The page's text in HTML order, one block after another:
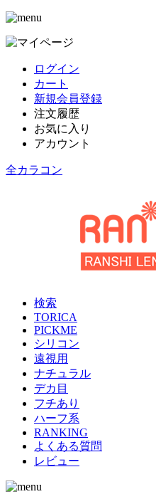
ログイン
カート
新規会員登録
注文履歴
お気に入り
アカウント
全カラコン
検索
TORICA
PICKME
シリコン
遠視用
ナチュラル
デカ目
フチあり
ハーフ系
RANKING
よくある質問
レビュー